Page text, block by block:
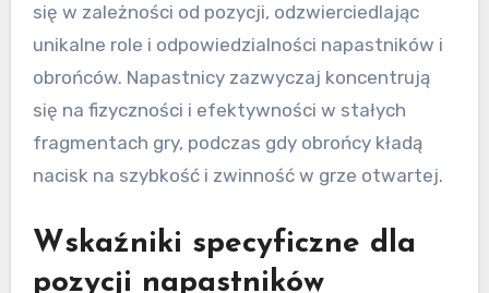
się w zależności od pozycji, odzwierciedlając
unikalne role i odpowiedzialności napastników i
obrońców. Napastnicy zazwyczaj koncentrują
się na fizyczności i efektywności w stałych
fragmentach gry, podczas gdy obrońcy kładą
nacisk na szybkość i zwinność w grze otwartej.
Wskaźniki specyficzne dla
pozycji napastników